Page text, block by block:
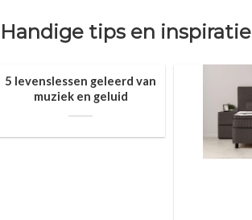
Handige tips en inspiratie
5 levenslessen geleerd van
muziek en geluid